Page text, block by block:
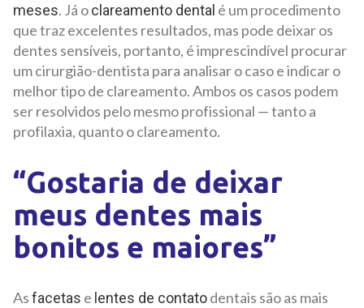
meses. Já oclareamento dental é um procedimento
que traz excelentes resultados, mas pode deixar os
dentes sensíveis, portanto, é imprescindível procurar
um cirurgião-dentista para analisar o caso e indicar o
melhor tipo de clareamento. Ambos os casos podem
ser resolvidos pelo mesmo profissional — tanto a
profilaxia, quanto o clareamento.
“Gostaria de deixar
meus dentes mais
bonitos e maiores”
Asfacetas e lentes de contatodentais são as mais